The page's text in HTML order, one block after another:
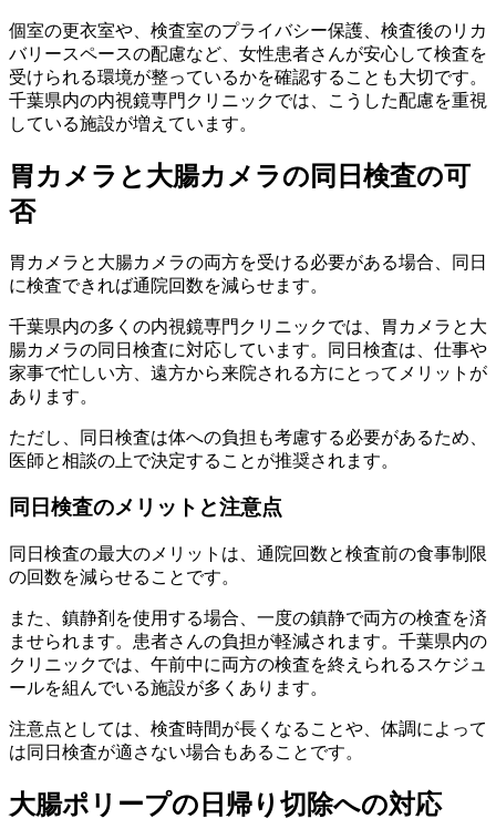
個室の更衣室や、検査室のプライバシー保護、検査後のリカ
バリースペースの配慮など、女性患者さんが安心して検査を
受けられる環境が整っているかを確認することも大切です。
千葉県内の内視鏡専門クリニックでは、こうした配慮を重視
している施設が増えています。
胃カメラと大腸カメラの同日検査の可
否
胃カメラと大腸カメラの両方を受ける必要がある場合、同日
に検査できれば通院回数を減らせます。
千葉県内の多くの内視鏡専門クリニックでは、胃カメラと大
腸カメラの同日検査に対応しています。同日検査は、仕事や
家事で忙しい方、遠方から来院される方にとってメリットが
あります。
ただし、同日検査は体への負担も考慮する必要があるため、
医師と相談の上で決定することが推奨されます。
同日検査のメリットと注意点
同日検査の最大のメリットは、通院回数と検査前の食事制限
の回数を減らせることです。
また、鎮静剤を使用する場合、一度の鎮静で両方の検査を済
ませられます。患者さんの負担が軽減されます。千葉県内の
クリニックでは、午前中に両方の検査を終えられるスケジュ
ールを組んでいる施設が多くあります。
注意点としては、検査時間が長くなることや、体調によって
は同日検査が適さない場合もあることです。
大腸ポリープの日帰り切除への対応